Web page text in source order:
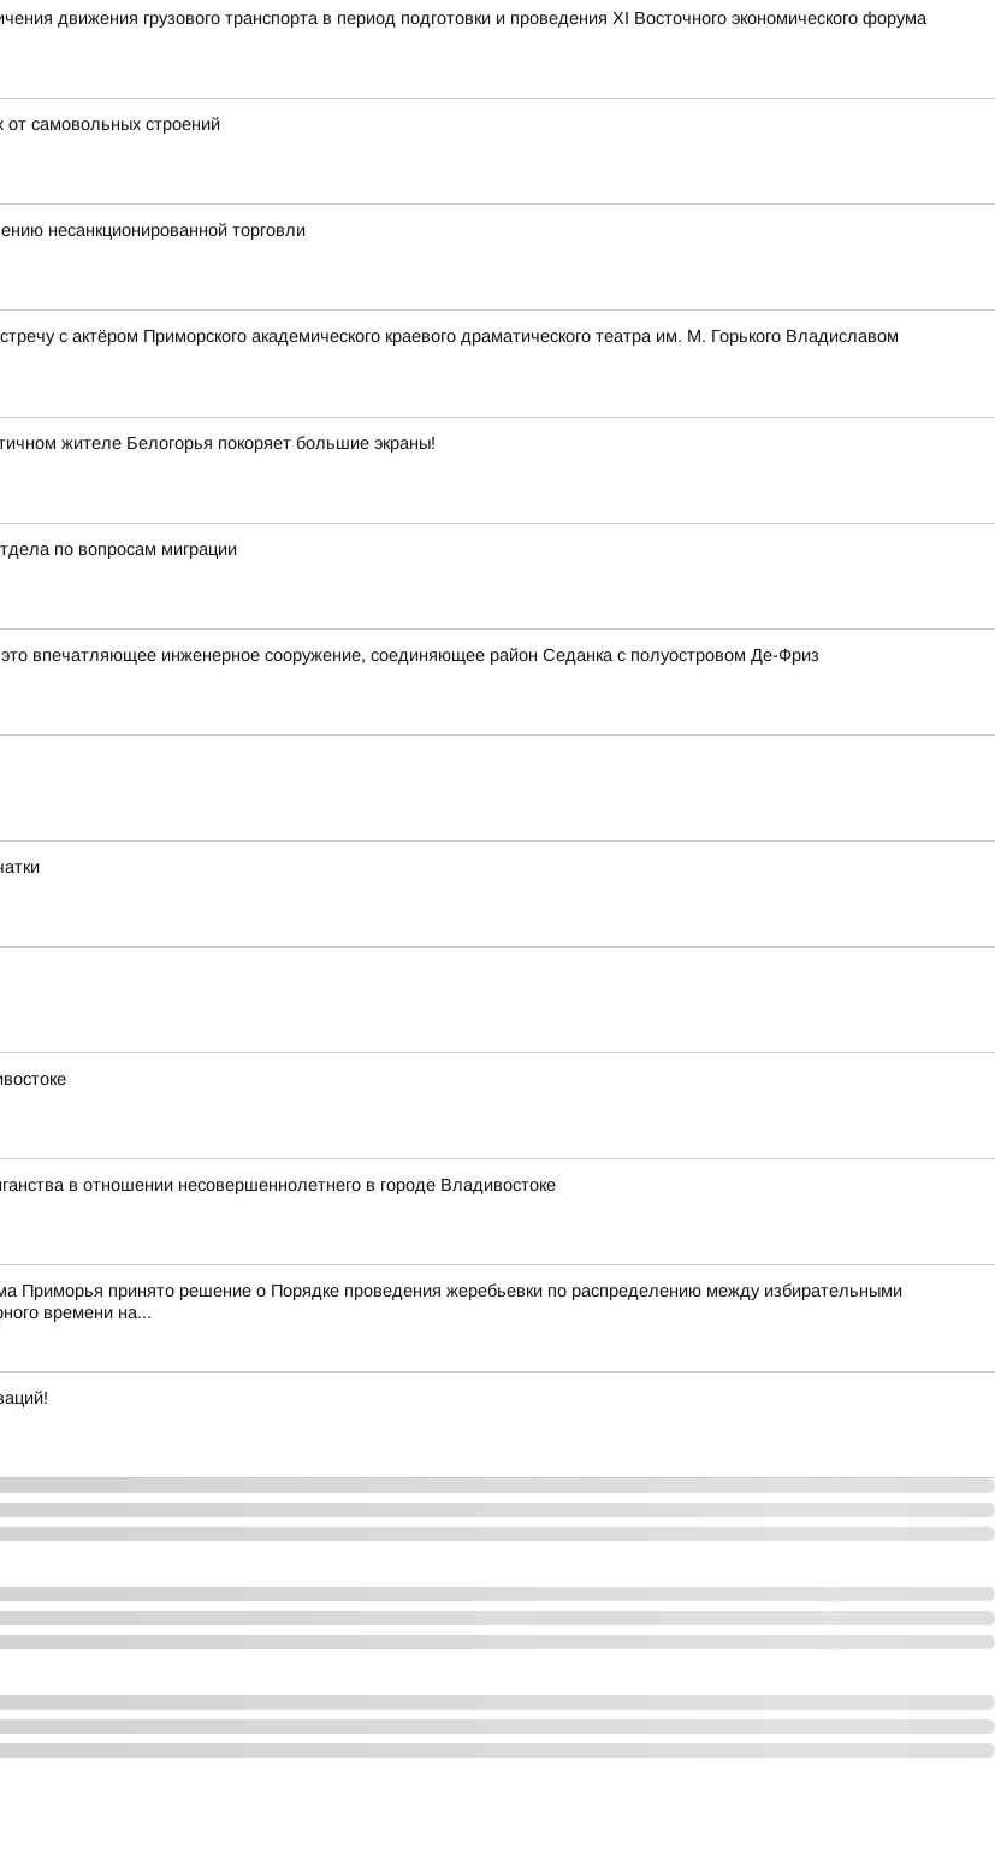
движения грузового транспорта в период подготовки и проведения XI Восточного экономического форума
от самовольных строений
несанкционированной торговли
с актёром Приморского академического краевого драматического театра им. М. Горького Владиславом
жителе Белогорья покоряет большие экраны!
по вопросам миграции
впечатляющее инженерное сооружение, соединяющее район Седанка с полуостровом Де-Фриз
в отношении несовершеннолетнего в городе Владивостоке
Приморья принято решение о Порядке проведения жеребьевки по распределению между избирательными
времени на...